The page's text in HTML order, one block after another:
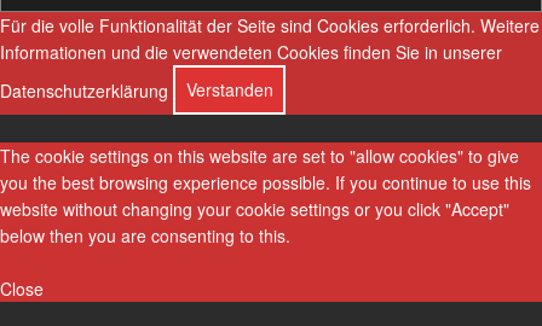
n
s
a
t
u
n
g
a
Für die volle Funktionalität der Seite sind Cookies erforderlich. Weitere
Informationen und die verwendeten Cookies finden Sie in unserer
Datenschutzerklärung
Verstanden
The cookie settings on this website are set to "allow cookies" to give
you the best browsing experience possible. If you continue to use this
website without changing your cookie settings or you click "Accept"
below then you are consenting to this.
Close